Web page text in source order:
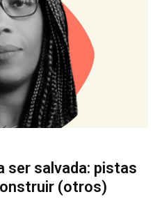
ser salvada: pistas
(otros)